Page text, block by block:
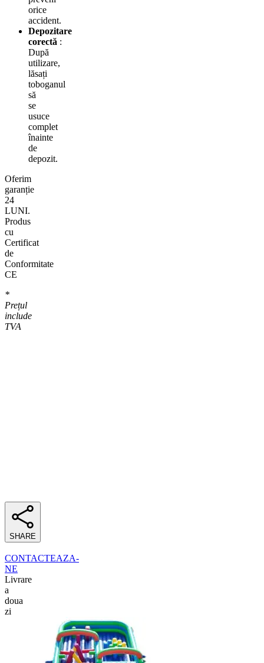
orice
accident.
Depozitare
corectă :
După
utilizare,
lăsați
toboganul
să
se
usuce
complet
înainte
de
depozit.
Oferim
garanție
24
LUNI.
Produs
cu
Certificat
de
Conformitate
CE
*
Prețul
include
TVA
SHARE
CONTACTEAZA-
NE
Livrare
a
doua
zi